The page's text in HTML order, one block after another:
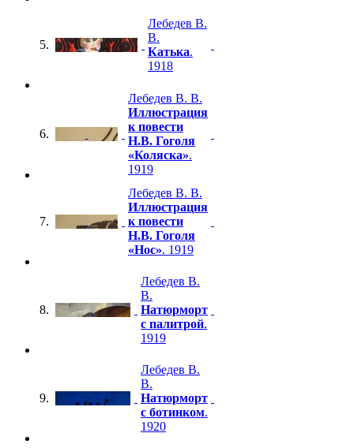
5.
Лебедев В.
В.
Катька.
1918
6.
Лебедев В. В.
Иллюстрация
к повести
Н.В. Гоголя
«Коляска».
1919
7.
Лебедев В. В.
Иллюстрация
к повести
Н.В. Гоголя
«Нос». 1919
8.
Лебедев В.
В.
Натюрморт
с палитрой.
1919
9.
Лебедев В.
В.
Натюрморт
с ботинком.
1920